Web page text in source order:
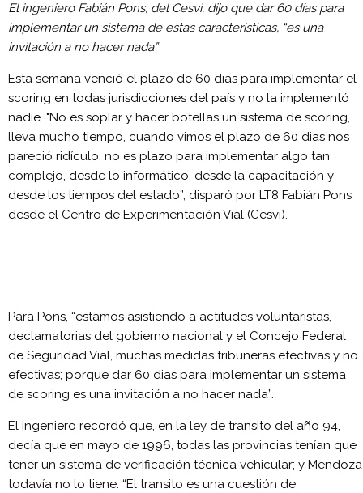
El ingeniero Fabián Pons, del Cesvi, dijo que dar 60 días para
implementar un sistema de estas características, “es una
invitación a no hacer nada”
Esta semana venció el plazo de 60 dias para implementar el
scoring en todas jurisdicciones del país y no la implementó
nadie. "No es soplar y hacer botellas un sistema de scoring,
lleva mucho tiempo, cuando vimos el plazo de 60 dias nos
pareció ridículo, no es plazo para implementar algo tan
complejo, desde lo informático, desde la capacitación y
desde los tiempos del estado”, disparó por LT8 Fabián Pons
desde el Centro de Experimentación Vial (Cesvi).
Para Pons, “estamos asistiendo a actitudes voluntaristas,
declamatorias del gobierno nacional y el Concejo Federal
de Seguridad Vial, muchas medidas tribuneras efectivas y no
efectivas; porque dar 60 dias para implementar un sistema
de scoring es una invitación a no hacer nada”.
El ingeniero recordó que, en la ley de transito del año 94,
decía que en mayo de 1996, todas las provincias tenían que
tener un sistema de verificación técnica vehicular; y Mendoza
todavía no lo tiene. “El transito es una cuestión de